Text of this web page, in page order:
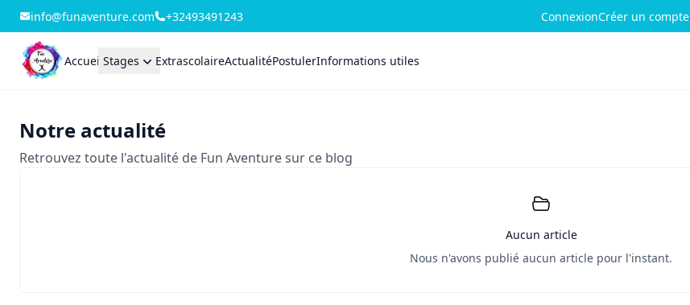
info@funaventure.com +32493491243 ConnexionCréer un compte
Accueil Stages ExtrascolaireActualitéPostulerInformations utiles
Notre actualité
Retrouvez toute l'actualité de Fun Aventure sur ce blog
Aucun article
Nous n'avons publié aucun article pour l'instant.